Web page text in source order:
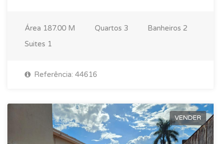
Área 187.00 M Quartos 3 Banheiros 2
Suites 1
Referência: 44616
VENDER